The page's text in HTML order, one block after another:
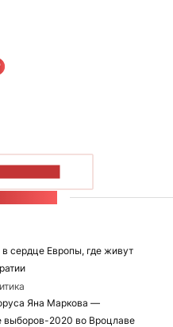
сердце Европы, где живут
Яна Маркова —
выборов-2020 во Вроцлаве